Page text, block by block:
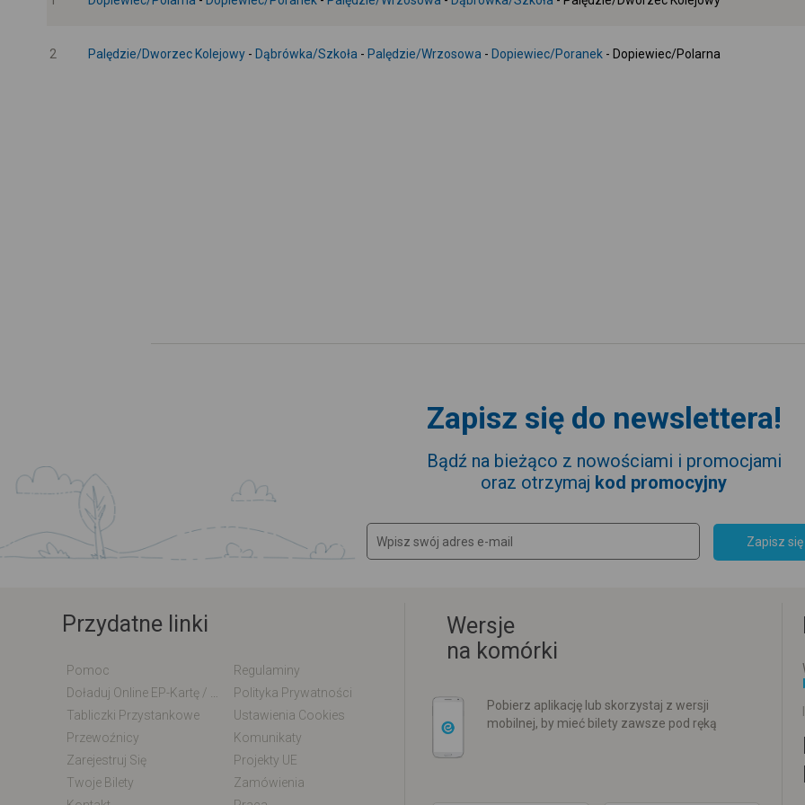
2 Palędzie/Dworzec Kolejowy - Dąbrówka/Szkoła - Palędzie/Wrzosowa - Dopiewiec/Poranek - Dopiewiec/Polarna
Zapisz się do newslettera!
Bądź na bieżąco z nowościami i promocjami
oraz otrzymaj kod promocyjny
Zapisz się
Przydatne linki
Pomoc
Regulaminy
Polityka Prywatności
Tabliczki Przystankowe
Ustawienia Cookies
Przewoźnicy
Komunikaty
Zarejestruj Się
Projekty UE
Twoje Bilety
Zamówienia
Wersje
na komórki
Pobierz aplikację lub skorzystaj z wersji
mobilnej, by mieć bilety zawsze pod ręką